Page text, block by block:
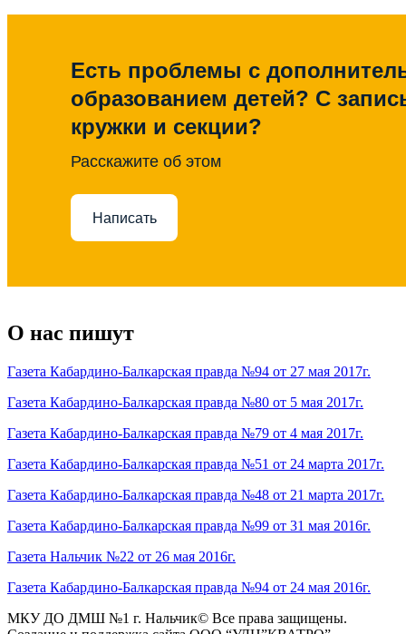
Есть проблемы с
образованием детей? С
кружки и секции?
Расскажите об этом
Написать
О нас пишут
Газета Кабардино-Балкарская правда №94 от 27 мая 2017г.
Газета Кабардино-Балкарская правда №80 от 5 мая 2017г.
Газета Кабардино-Балкарская правда №79 от 4 мая 2017г.
Газета Кабардино-Балкарская правда №51 от 24 марта 2017г.
Газета Кабардино-Балкарская правда №48 от 21 марта 2017г.
Газета Кабардино-Балкарская правда №99 от 31 мая 2016г.
Газета Нальчик №22 от 26 мая 2016г.
Газета Кабардино-Балкарская правда №94 от 24 мая 2016г.
МКУ ДО ДМШ №1 г. Нальчик© Все права защищены.